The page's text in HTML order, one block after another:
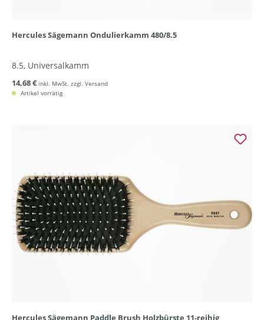
Hercules Sägemann Ondulierkamm 480/8.5
8.5, Universalkamm
14,68 € inkl. MwSt. zzgl. Versand
Artikel vorrätig